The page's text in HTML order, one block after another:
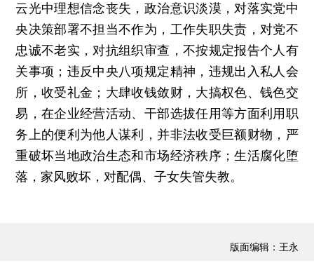
云光中理想信念丧失，政治意识淡漠，对落实党中
央决策部署不担当不作为，工作失职失责，对党不
忠诚不老实，对抗组织审查，不按规定报告个人有
关事项；违反中央八项规定精神，违规出入私人会
所，收受礼金；大肆收钱敛财，大搞权色、钱色交
易，在企业经营活动、干部选拔任用等方面利用职
务上的便利为他人谋利，并非法收受巨额财物，严
重破坏当地政治生态和市场经济秩序；生活腐化堕
落，家风败坏，对配偶、子女失管失教。
版面编辑：王永